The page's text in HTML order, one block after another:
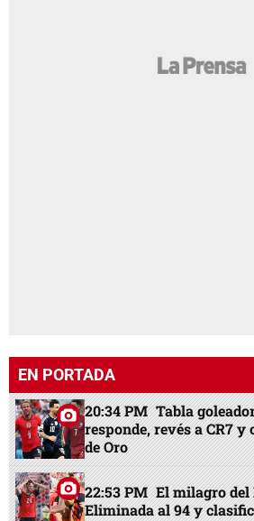
EN PORTADA
20:34 PM Tabla
responde, revés a CR7
de Oro
22:53 PM El milagro
Eliminada al 94 y